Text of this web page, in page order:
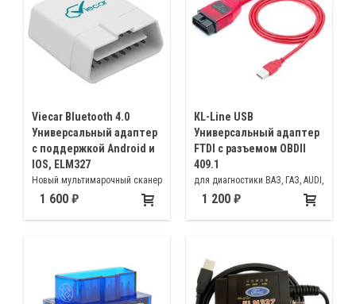
Viecar Bluetooth 4.0
Универсальный адаптер
с поддержкой Android и
IOS, ELM327
Новый мультимарочный сканер
ЕЛМ327 от компании Viecar
1 600
КL-Line USB
Универсальный адаптер
FTDI c разъемом OBDII
409.1
для диагностики ВАЗ, ГАЗ, AUDI,
VW с 92г, SEAT, SKODA, OBDII
1 200